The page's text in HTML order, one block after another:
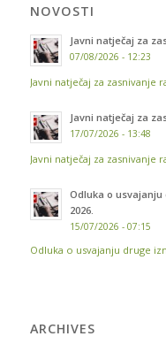
NOVOSTI
Javni natječaj za
07/08/2026 - 12:23
Javni natječaj za zasnivanje
Javni natječaj za
17/07/2026 - 13:48
Javni natječaj za zasnivanje
Odluka o
2026.
15/07/2026 - 07:15
Odluka o usvajanju druge
ARCHIVES